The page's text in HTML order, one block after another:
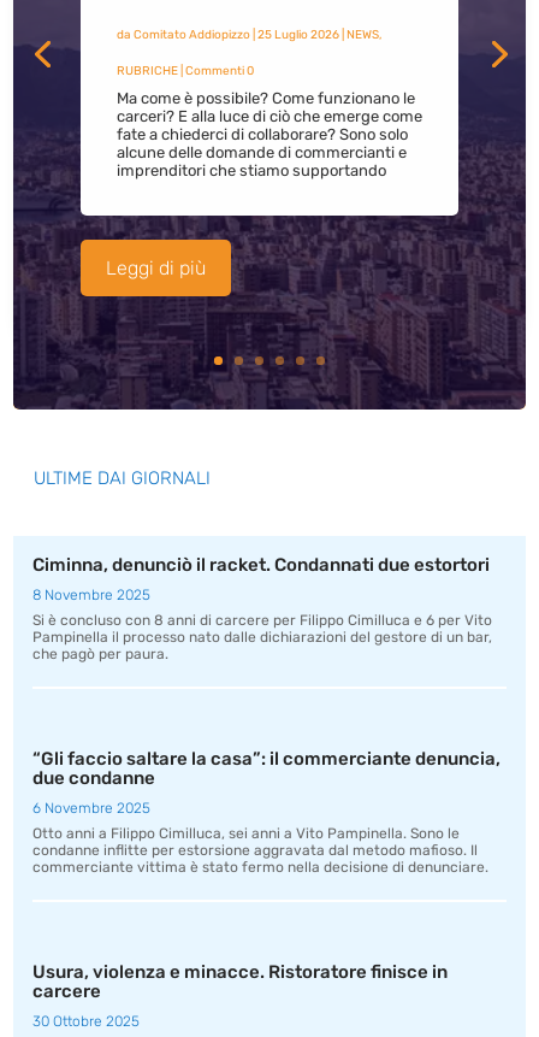
da Comitato Addiopizzo| 25 Luglio 2026| NEWS,
RUBRICHE| Commenti 0
Ma come è possibile? Come funzionano le
carceri? E alla luce di ciò che emerge come
fate a chiederci di collaborare? Sono solo
alcune delle domande di commercianti e
imprenditori che stiamo supportando
Leggi di più
ULTIME DAI GIORNALI
Ciminna, denunciò il racket. Condannati due estortori
8 Novembre 2025
Si è concluso con 8 anni di carcere per Filippo Cimilluca e 6 per Vito
Pampinella il processo nato dalle dichiarazioni del gestore di un bar,
che pagò per paura.
“Gli faccio saltare la casa”: il commerciante denuncia,
due condanne
6 Novembre 2025
Otto anni a Filippo Cimilluca, sei anni a Vito Pampinella. Sono le
condanne inflitte per estorsione aggravata dal metodo mafioso. Il
commerciante vittima è stato fermo nella decisione di denunciare.
Usura, violenza e minacce. Ristoratore finisce in
carcere
30 Ottobre 2025